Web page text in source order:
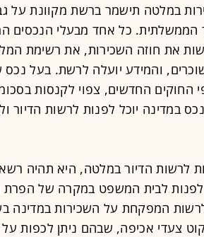
במלטה תישמר ברשת מקוונת על
הממשלתית. כל אחד מבעלי הנכסים
את חוזה השכירות, את רשימת
והמידע יועלה לרשת. בעל
שוכר נכס במדינה יוכל לפנות לרשות
לרשות הדיור במלטה, היא תהיה
לפנות לבית המשפט במקרה של הפרת
המפקחת על השכירות במדינה
צעדי אכיפה, שבהם ניתן לכפות